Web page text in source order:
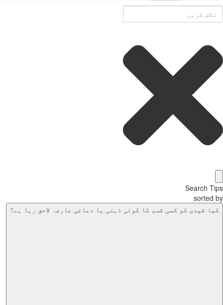
Search
sorted
قیدی کو کسی قسم کا کوئی ذہنی یا دماغی عارضہ لاحق رہا ہے؟